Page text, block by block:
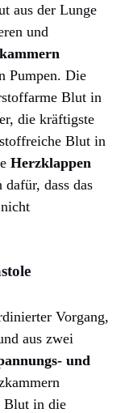
aus der Lunge
und
Pumpen. Die
Blut in
die kräftigste
Blut in
Herzklappen
dass das
Vorgang,
aus zwei
und
Blut in die